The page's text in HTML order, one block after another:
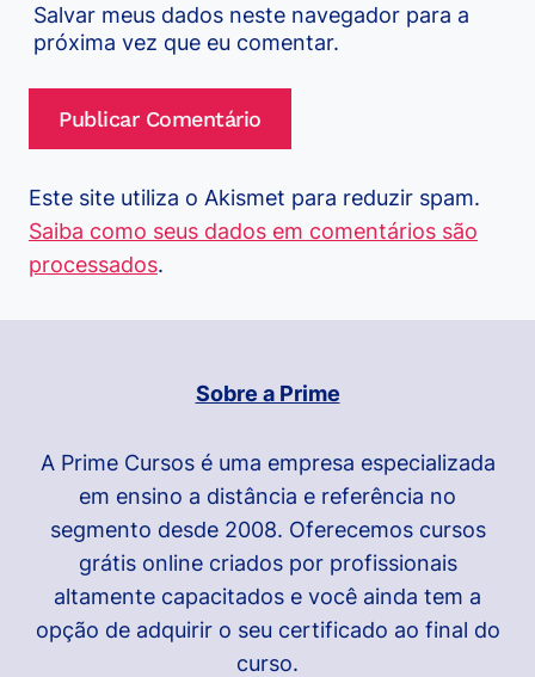
Salvar meus dados neste navegador para a
próxima vez que eu comentar.
Este site utiliza o Akismet para reduzir spam.
Saiba como seus dados em comentários são
processados.
Sobre a Prime
A Prime Cursos é uma empresa especializada
em ensino a distância e referência no
segmento desde 2008. Oferecemos cursos
grátis online criados por profissionais
altamente capacitados e você ainda tem a
opção de adquirir o seu certificado ao final do
curso.